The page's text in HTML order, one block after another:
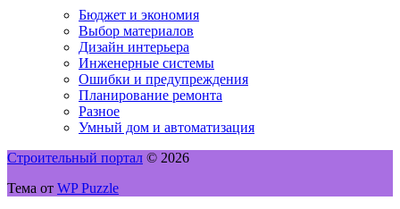
Бюджет и экономия
Выбор материалов
Дизайн интерьера
Инженерные системы
Ошибки и предупреждения
Планирование ремонта
Разное
Умный дом и автоматизация
Строительный портал © 2026
Тема от WP Puzzle